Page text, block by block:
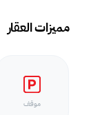
مميزات العقار
موقف